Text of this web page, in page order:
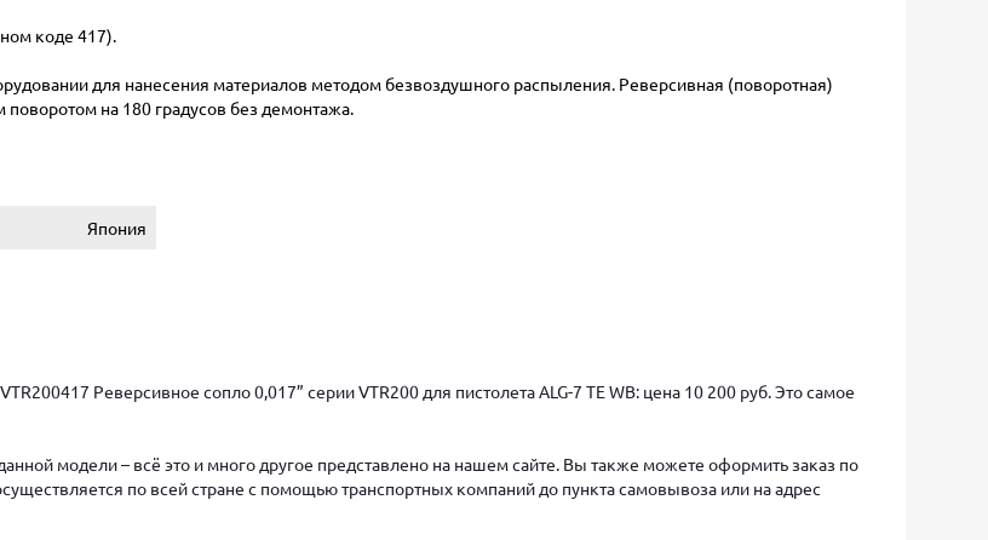
коде 417).
для нанесения материалов методом безвоздушного распыления. Реверсивная (поворотная)
на 180 градусов без демонтажа.
Япония
Реверсивное сопло 0,017” серии VTR200 для пистолета ALG-7 TE WB: цена 10 200 руб. Это самое
модели – всё это и много другое представлено на нашем сайте. Вы также можете оформить заказ по
по всей стране с помощью транспортных компаний до пункта самовывоза или на адрес